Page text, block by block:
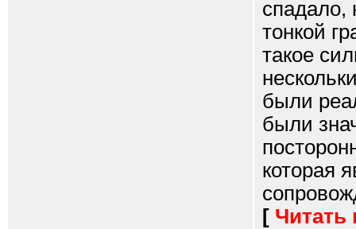
спадало,
тонкой
такое
были
были
которая
[ Читать